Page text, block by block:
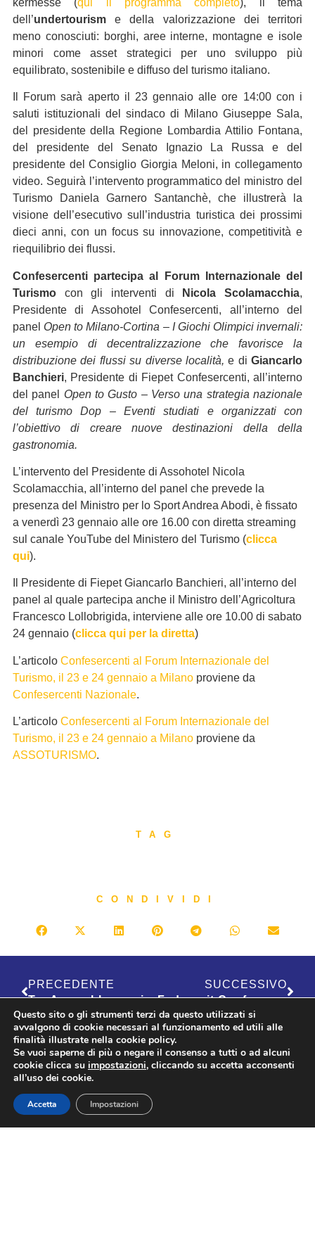
kermesse (qui il programma completo), il tema
dell’undertourisme della valorizzazione dei territori
meno conosciuti: borghi, aree interne, montagne e isole
minori come asset strategici per uno sviluppo più
equilibrato, sostenibile e diffuso del turismo italiano.
Il Forum sarà aperto il 23 gennaio alle ore 14:00 con i
saluti istituzionali del sindaco di Milano Giuseppe Sala,
del presidente della Regione Lombardia Attilio Fontana,
del presidente del Senato Ignazio La Russa e del
presidente del Consiglio Giorgia Meloni, in collegamento
video. Seguirà l’intervento programmatico del ministro del
Turismo Daniela Garnero Santanchè, che illustrerà la
visione dell’esecutivo sull’industria turistica dei prossimi
dieci anni, con un focus su innovazione, competitività e
riequilibrio dei flussi.
Confesercenti partecipa al Forum Internazionale del
Turismo con gli interventi di Nicola Scolamacchia,
Presidente di Assohotel Confesercenti, all’interno del
panel Open to Milano-Cortina – I Giochi Olimpici invernali:
un esempio di decentralizzazione che favorisce la
distribuzione dei flussi su diverse località,e diGiancarlo
Banchieri, Presidente di Fiepet Confesercenti, all’interno
del panel Open to Gusto – Verso una strategia nazionale
del turismo Dop – Eventi studiati e organizzati con
l’obiettivo di creare nuove destinazioni della della
gastronomia.
L’intervento del Presidente di Assohotel Nicola
Scolamacchia, all’interno del panel che prevede la
presenza del Ministro per lo Sport Andrea Abodi, è fissato
a venerdì 23 gennaio alle ore 16.00 con diretta streaming
sul canale YouTube del Ministero del Turismo (clicca
qui).
Il Presidente di Fiepet Giancarlo Banchieri, all’interno del
panel al quale partecipa anche il Ministro dell’Agricoltura
Francesco Lollobrigida, interviene alle ore 10.00 di sabato
24 gennaio (clicca qui per la diretta)
L’articolo Confesercenti al Forum Internazionale del
Turismo, il 23 e 24 gennaio a Milanoproviene da
Confesercenti Nazionale.
L’articolo Confesercenti al Forum Internazionale del
Turismo, il 23 e 24 gennaio a Milanoproviene da
ASSOTURISMO.
TAG
CONDIVIDI
PRECEDENTE
Tra Assemblea nazionale, Assemblee di categoria, legge di bilancio, cucina italiana e consumi: le attività di Confesercenti nelle ultime settimane
SUCCESSIVO
Federagit Confesercenti Veneto Centrale: turismo internazionale in crescita “Serve una strategia per la sostenibilità urbana”
FEDERAGIT
Questo sito o gli strumenti terzi da questo utilizzati si
avvalgono di cookie necessari al funzionamento ed utili alle
finalità illustrate nella cookie policy.
Se vuoi saperne di più o negare il consenso a tutti o ad alcuni
cookie clicca su impostazioni, cliccando su accetta acconsenti
all’uso dei cookie.
Accetta Impostazioni